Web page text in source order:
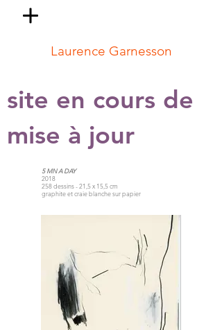
Laurence Garnesson
site en cours de
mise à jour
5 MN A DAY
2018
258 dessins - 21,5 x 15,5 cm
graphite et craie blanche sur papier